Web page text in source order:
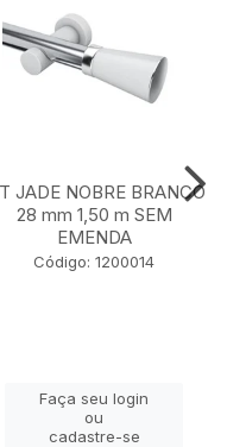
JADE NOBRE BRANCO
28 mm 1,50 m SEM
EMENDA
Código: 1200014
Faça seu login
ou
cadastre-se